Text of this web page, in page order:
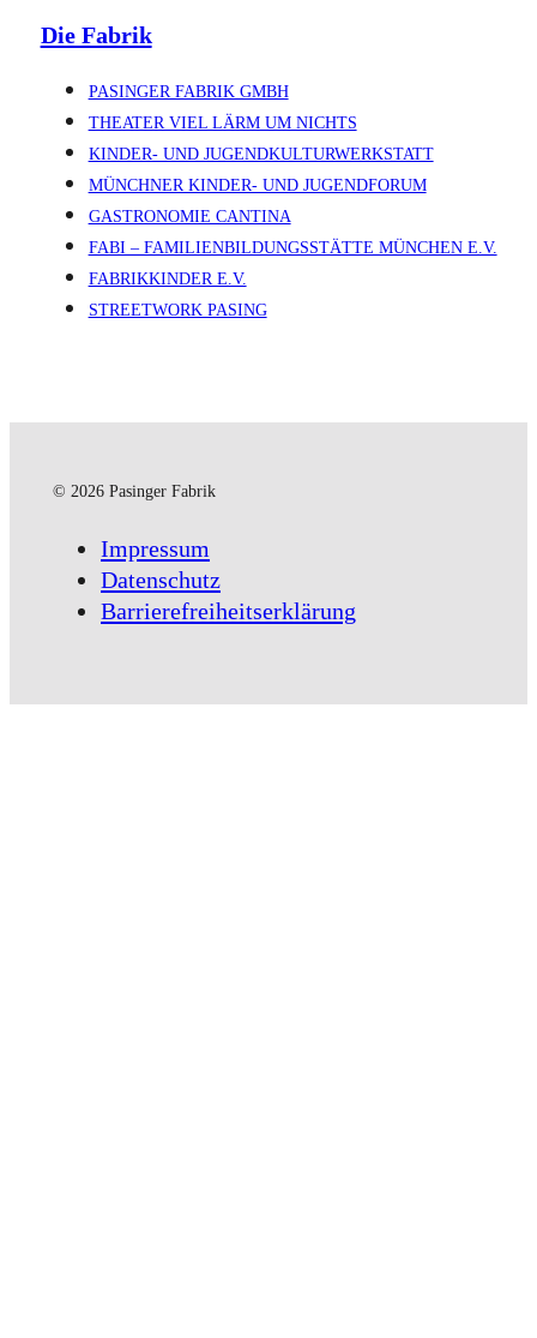
Die Fabrik
PASINGER FABRIK GMBH
THEATER VIEL LÄRM UM NICHTS
KINDER- UND JUGENDKULTURWERKSTATT
MÜNCHNER KINDER- UND JUGENDFORUM
GASTRONOMIE CANTINA
FABI – FAMILIENBILDUNGSSTÄTTE MÜNCHEN E.V.
FABRIKKINDER E.V.
STREETWORK PASING
© 2026 Pasinger Fabrik
Impressum
Datenschutz
Barrierefreiheitserklärung